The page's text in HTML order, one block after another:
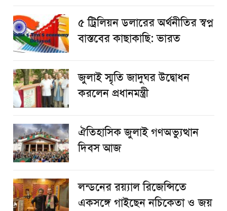
৫ ট্রিলিয়ন ডলারের অর্থনীতির স্বপ্ন
বাস্তবের কাছাকাছি: ভারত
জুলাই স্মৃতি জাদুঘর উদ্বোধন
করলেন প্রধানমন্ত্রী
ঐতিহাসিক জুলাই গণঅভ্যুত্থান
দিবস আজ
লন্ডনের রয়্যাল রিজেন্সিতে
একসঙ্গে গাইছেন নচিকেতা ও জয়